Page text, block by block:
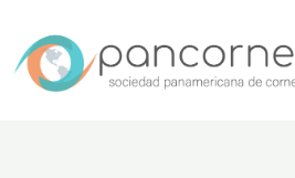
contenido